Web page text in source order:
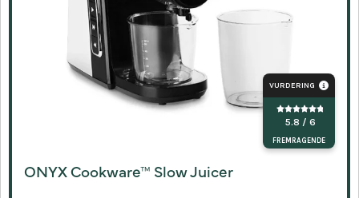
VURDERING
5.8 / 6
FREMRAGENDE
ONYX Cookware™ Slow Juicer